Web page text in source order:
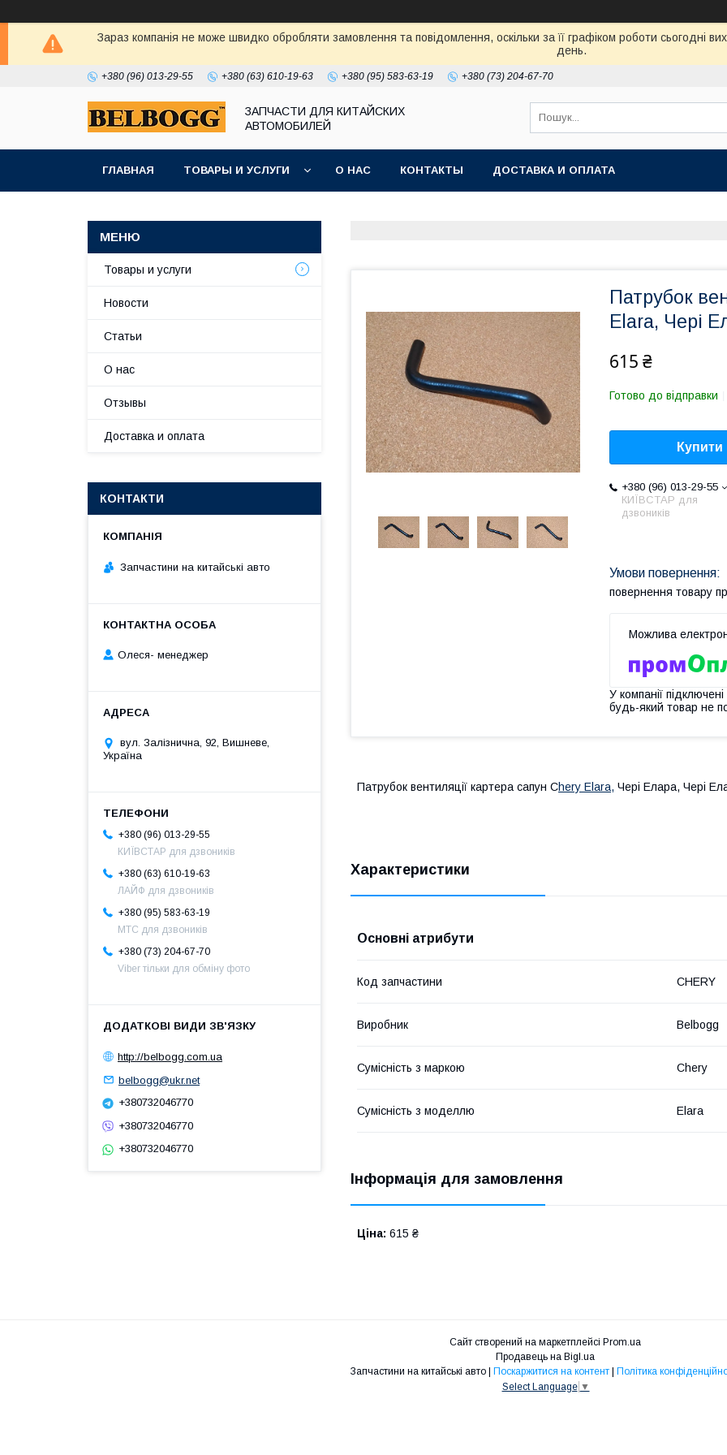
Зараз компанія не може швидко обробляти замовлення та повідомлення, оскільки за її графіком роботи сьогодні
день.
+380 (96) 013-29-55 +380 (63) 610-19-63 +380 (95) 583-63-19 +380 (73) 204-67-70
ЗАПЧАСТИ ДЛЯ КИТАЙСКИХ
АВТОМОБИЛЕЙ
ГЛАВНАЯ ТОВАРЫ И УСЛУГИ О НАС КОНТАКТЫ ДОСТАВКА И ОПЛАТА
Патрубок
Elara, Чері
615 ₴
Готово до відправки
Купити
+380 (96) 013-29-55
КИЇВСТАР для
дзвоників
повернення товару
У компанії
будь-який товар не
Патрубок вентиляції картера сапун Chery Elara, Чері Елара, Чері
Характеристики
Основні атрибути
Код запчастини CHERY
Виробник Belbogg
Сумісність з маркою Chery
Сумісність з моделлю Elara
Інформація для замовлення
Ціна: 615 ₴
Товары и услуги
Новости
Статьи
О нас
Отзывы
Доставка и оплата
КОНТАКТИ
Запчастини на китайські авто
Олеся- менеджер
вул. Залізнична, 92, Вишневе,
Україна
+380 (96) 013-29-55
КИЇВСТАР для дзвоників
+380 (63) 610-19-63
ЛАЙФ для дзвоників
+380 (95) 583-63-19
МТС для дзвоників
+380 (73) 204-67-70
Viber тільки для обміну фото
http://belbogg.com.ua
belbogg@ukr.net
+380732046770
+380732046770
+380732046770
Сайт створений на маркетплейсі Prom.ua
Продавець на Bigl.ua
Запчастини на китайські авто | Поскаржитися на контент | Політика
Select Language ▼